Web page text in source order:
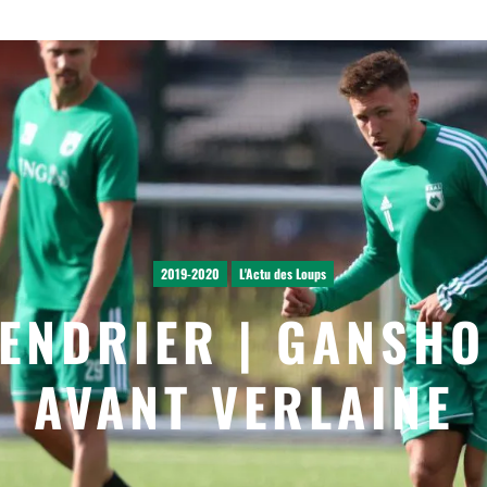
2019-2020 L'Actu des Loups
|
AVANT VERLAINE